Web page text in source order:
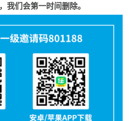
们会第一时间删除。